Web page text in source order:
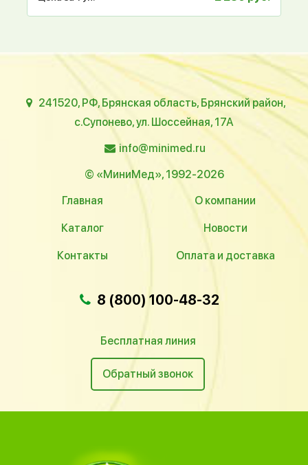
241520, РФ, Брянская область, Брянский район,
с.Супонево, ул. Шоссейная, 17А
info@minimed.ru
© «МиниМед», 1992-2026
Главная
О компании
Каталог Новости
Контакты Оплата и доставка
8 (800) 100-48-32
Бесплатная линия
Обратный звонок